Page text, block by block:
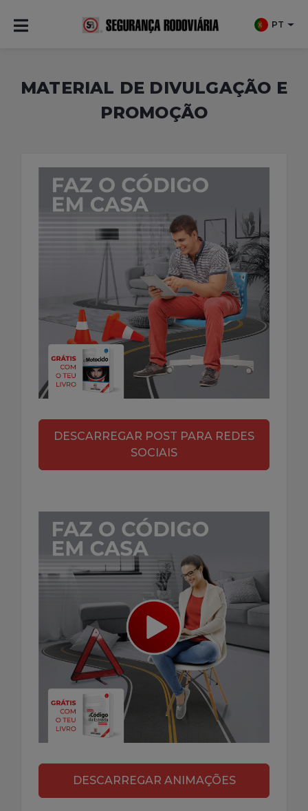
PT
MATERIAL DE DIVULGAÇÃO E
PROMOÇÃO
DESCARREGAR POST PARA REDES
SOCIAIS
DESCARREGAR ANIMAÇÕES